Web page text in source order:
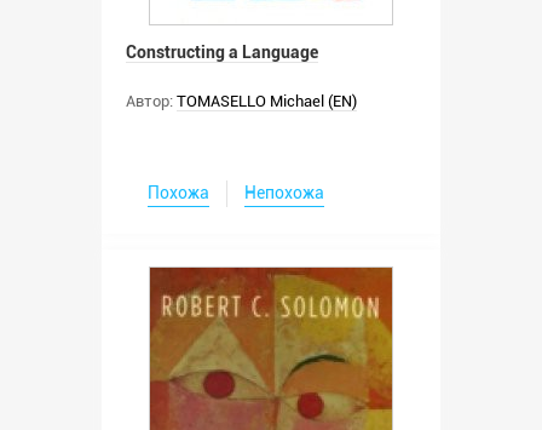
Constructing a Language
Автор: TOMASELLO Michael (EN)
Похожа Непохожа